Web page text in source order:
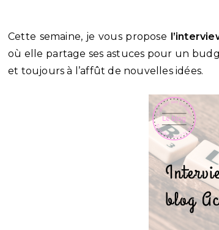
Cette semaine, je vous propose
où elle partage ses astuces pour un
et toujours à l’affût de nouvelles idées.